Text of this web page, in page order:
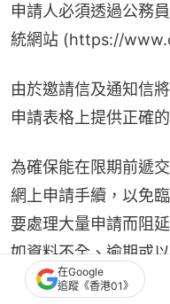
申請人必須透過公務
統網站 (https://
由於邀請信及通知信
申請表格上提供正確
為確保能在限期前遞
網上申請手續，以免
要處理大量申請而阻
如資料不全、逾期或
遞交，概不受理。
在Google
追蹤《香港01》